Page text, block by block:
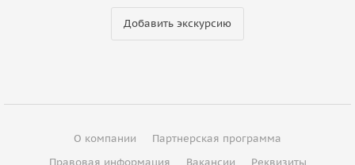
Добавить экскурсию
О компании
Партнерская программа
Правовая информация
Вакансии
Реквизиты